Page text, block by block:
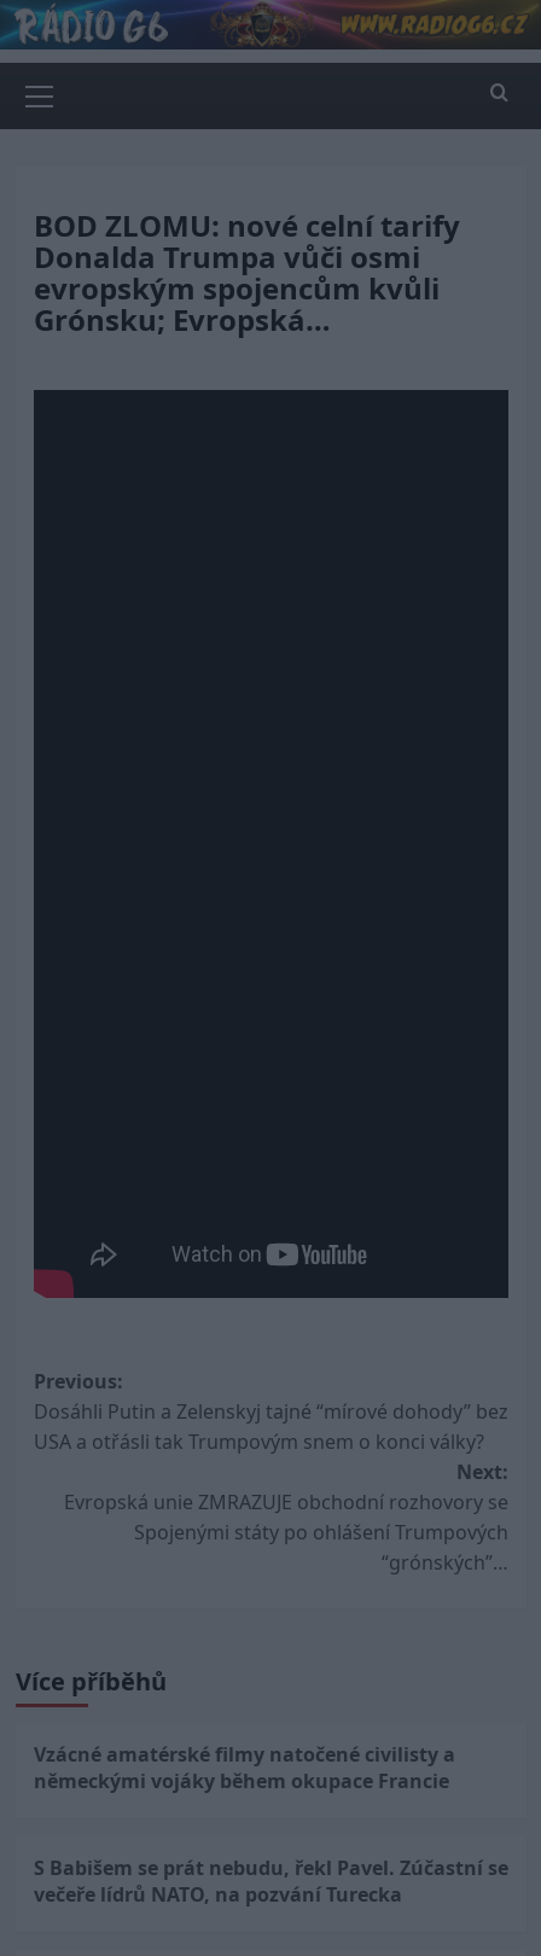
Skip
to
content
Menu
BOD ZLOMU: nové celní tarify
Donalda Trumpa vůči osmi
evropským spojencům kvůli
Grónsku; Evropská…
Post
navigation
Previous:
Dosáhli Putin a Zelenskyj tajné “mírové dohody” bez
USA a otřásli tak Trumpovým snem o konci války?
Next:
Evropská unie ZMRAZUJE obchodní rozhovory se
Spojenými státy po ohlášení Trumpových
“grónských”…
Více příběhů
Vzácné amatérské filmy natočené civilisty a
německými vojáky během okupace Francie
S Babišem se prát nebudu, řekl Pavel. Zúčastní se
večeře lídrů NATO, na pozvání Turecka